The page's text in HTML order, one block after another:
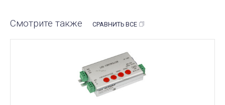
Смотрите также СРАВНИТЬ ВСЕ